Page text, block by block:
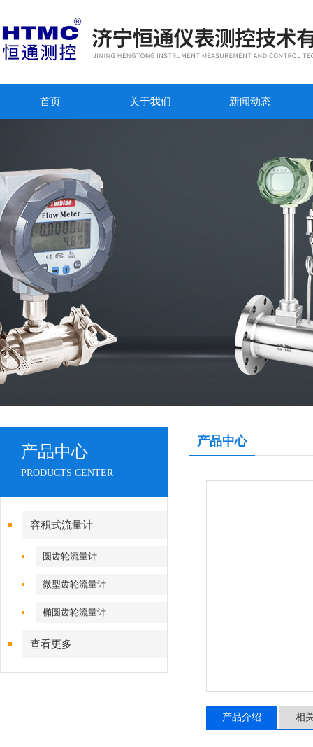
首页 关于我们 新闻动态
产品中心
PRODUCTS CENTER
容积式流量计
圆齿轮流量计
微型齿轮流量计
椭圆齿轮流量计
查看更多
产品中心
产品介绍 相